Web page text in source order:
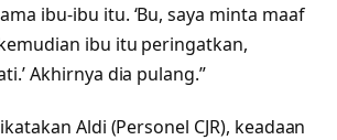
ibu-ibu itu. ‘Bu, saya minta maaf
ibu itu peringatkan,
Akhirnya dia pulang.”
Aldi (Personel CJR), keadaan